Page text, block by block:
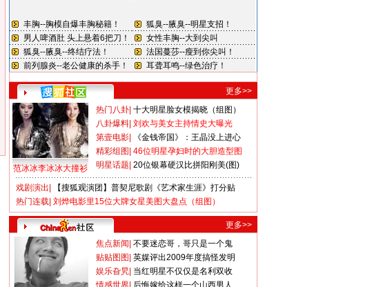
更多>>
范冰冰李冰冰大撞衫
热门八卦 十大明星脸女模揭晓（组图）
八卦爆料 刘欢与美女主持情史大曝光
第壹电影
《金钱帝国》：王晶没上进心
精彩组图 46位明星孕妇时的大胆造型图
明星话题 20位银幕硬汉比拼阳刚美(图)
戏剧演出
【搜狐观演团】普契尼歌剧《艺术家生涯》打分贴
热门连载 刘烨电影里15位大牌女星美图大盘点（组图）
更多>>
焦点新闻 不要迷恋哥，哥只是一个鬼
贴贴图图 英媒评出2009年度搞怪发明
娱乐旮旯 当红明星不仅仅是名利双收
情感世界 后悔嫁给这样一个山西男人